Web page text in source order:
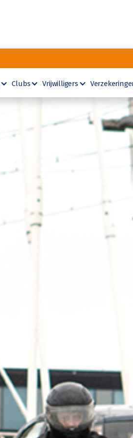
Clubs Vrijwilligers